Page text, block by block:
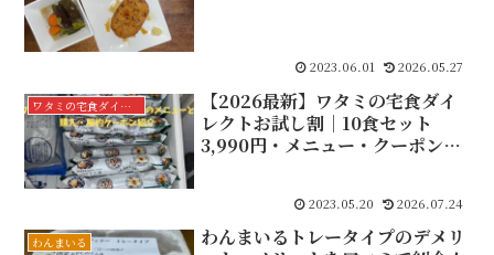
2023.06.01 2026.05.27
ワタミの宅食ダイレクト
【2026最新】ワタミの宅食ダイ
レクトお試し割｜10食セット
3,990円・メニュー・クーポン完
2023.05.20 2026.07.24
わんまいる
わんまいるトレータイプのデメリ